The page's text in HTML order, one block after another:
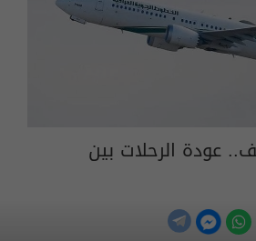
عودة الرحلات بين